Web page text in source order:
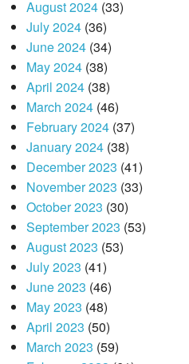
August 2024(33)
July 2024(36)
June 2024(34)
May 2024(38)
April 2024(38)
March 2024(46)
February 2024(37)
January 2024(38)
December 2023 (41)
November 2023 (33)
October 2023 (30)
September 2023 (53)
August 2023 (53)
July 2023 (41)
June 2023 (46)
May 2023 (48)
April 2023 (50)
March 2023 (59)